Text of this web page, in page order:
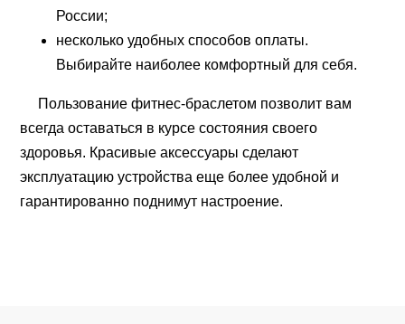
России;
несколько удобных способов оплаты.
Выбирайте наиболее комфортный для себя.
Пользование фитнес-браслетом позволит вам
всегда оставаться в курсе состояния своего
здоровья. Красивые аксессуары сделают
эксплуатацию устройства еще более удобной и
гарантированно поднимут настроение.